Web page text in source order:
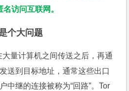
访问互联网。
个大问题
大量计算机之间传送之后，再通
送到目标地址，通常这些出口
中继的连接被称为“回路”。Tor